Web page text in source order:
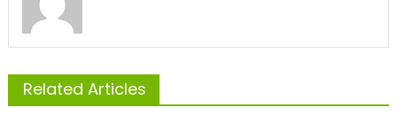
Related Articles